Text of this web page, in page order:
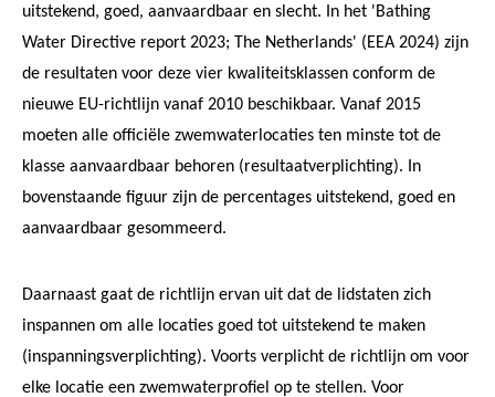
uitstekend, goed, aanvaardbaar en slecht. In het 'Bathing
Water Directive report 2023; The Netherlands' (EEA 2024) zijn
de resultaten voor deze vier kwaliteitsklassen conform de
nieuwe EU-richtlijn vanaf 2010 beschikbaar. Vanaf 2015
moeten alle officiële zwemwaterlocaties ten minste tot de
klasse aanvaardbaar behoren (resultaatverplichting). In
bovenstaande figuur zijn de percentages uitstekend, goed en
aanvaardbaar gesommeerd.
Daarnaast gaat de richtlijn ervan uit dat de lidstaten zich
inspannen om alle locaties goed tot uitstekend te maken
(inspanningsverplichting). Voorts verplicht de richtlijn om voor
elke locatie een zwemwaterprofiel op te stellen. Voor